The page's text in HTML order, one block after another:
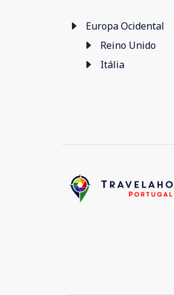
Europa Ocidental
Reino Unido
Itália